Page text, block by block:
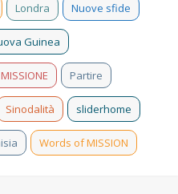
Londra Nuove sfide
Guinea
Partire
Sinodalità sliderhome
Words of MISSION